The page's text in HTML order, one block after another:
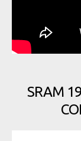
SRAM